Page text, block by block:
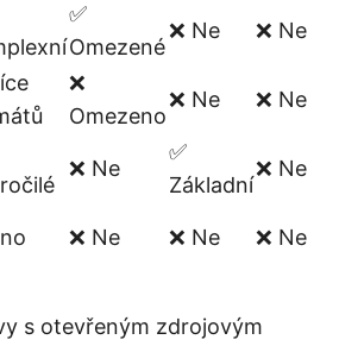
✅
Omezené
❌ Ne ❌ Ne
❌
Omezeno
❌ Ne ❌ Ne
❌ Ne
✅
Základní
❌ Ne
❌ Ne ❌ Ne ❌ Ne
s otevřeným zdrojovým